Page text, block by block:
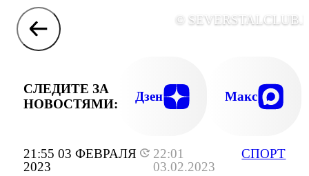
21:55 03 ФЕВРАЛЯ
2023
22:01
03.02.2023
СПОРТ
©
СЛЕДИТЕ ЗА
НОВОСТЯМИ:
Дзен Макс